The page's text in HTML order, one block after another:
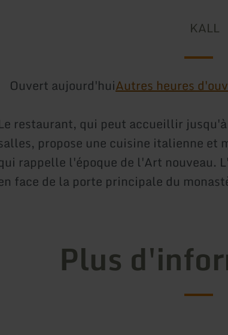
KALL
Ouvert aujourd'huiAutres heures
restaurant, qui peut accueillir
propose une cuisine italienne et
rappelle l'époque de l'Art nouveau.
face de la porte principale du
Plus